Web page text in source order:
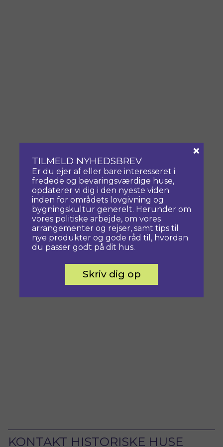
KONTAKT HISTORISKE HUSE
TILMELD NYHEDSBREV
Er du ejer af eller bare interesseret i
fredede og bevaringsværdige huse,
opdaterer vi dig i den nyeste viden
inden for områdets lovgivning og
bygningskultur generelt. Herunder om
vores politiske arbejde, om vores
arrangementer og rejser, samt tips til
nye produkter og gode råd til, hvordan
du passer godt på dit hus.
Skriv dig op
×